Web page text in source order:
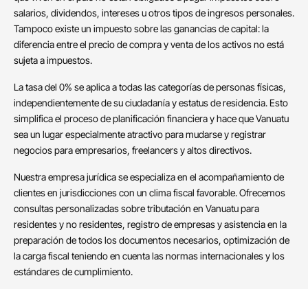
salarios, dividendos, intereses u otros tipos de ingresos personales.
Tampoco existe un impuesto sobre las ganancias de capital: la
diferencia entre el precio de compra y venta de los activos no está
sujeta a impuestos.
La tasa del 0% se aplica a todas las categorías de personas físicas,
independientemente de su ciudadanía y estatus de residencia. Esto
simplifica el proceso de planificación financiera y hace que Vanuatu
sea un lugar especialmente atractivo para mudarse y registrar
negocios para empresarios, freelancers y altos directivos.
Nuestra empresa jurídica se especializa en el acompañamiento de
clientes en jurisdicciones con un clima fiscal favorable. Ofrecemos
consultas personalizadas sobre tributación en Vanuatu para
residentes y no residentes, registro de empresas y asistencia en la
preparación de todos los documentos necesarios, optimización de
la carga fiscal teniendo en cuenta las normas internacionales y los
estándares de cumplimiento.